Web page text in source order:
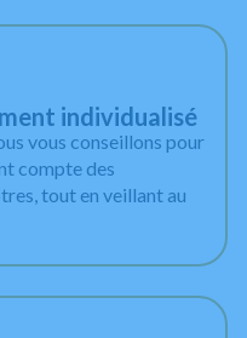
individualisé
vous conseillons pour
compte des
tout en veillant au